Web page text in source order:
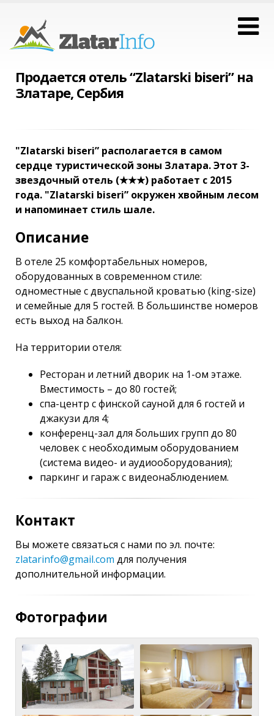
Продается отель “Zlatarski biseri” на
Златаре, Сербия
"Zlatarski biseri” располагается в самом
сердце туристической зоны Златара. Этот 3-
звездочный отель (★★★) работает с 2015
года. "Zlatarski biseri” окружен хвойным лесом
и напоминает стиль шале.
Описание
В отеле 25 комфортабельных номеров,
оборудованных в современном стиле:
одноместные с двуспальной кроватью (king-size)
и семейные для 5 гостей. В большинстве номеров
есть выход на балкон.
На территории отеля:
Ресторан и летний дворик на 1-ом этаже.
Вместимость – до 80 гостей;
спа-центр с финской сауной для 6 гостей и
джакузи для 4;
конференц-зал для больших групп до 80
человек с необходимым оборудованием
(система видео- и аудиооборудования);
паркинг и гараж с видеонаблюдением.
Контакт
Вы можете связаться с нами по эл. почте:
zlatarinfo@gmail.com для получения
дополнительной информации.
Фотографии